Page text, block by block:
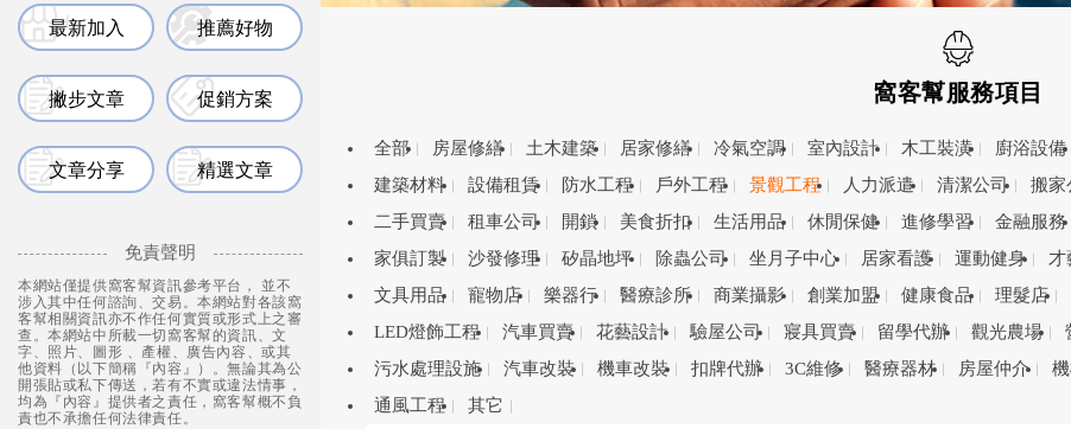
最新加入 推薦好物
撇步文章 促銷方案
文章分享 精選文章
免責聲明
本網站僅提供窩客幫資訊參考平台， 並不
涉入其中任何諮詢、交易。本網站對各該窩
客幫相關資訊亦不作任何實質或形式上之審
查。本網站中所載一切窩客幫的資訊、文
字、照片、圖形 、產權、廣告內容、或其
他資料（以下簡稱『內容』）。無論其為公
開張貼或私下傳送，若有不實或違法情事，
均為『內容』提供者之責任，窩客幫概不負
責也不承擔任何法律責任。
窩客幫服務項目
全部 房屋修繕 土木建築 居家修繕 冷氣空調 室內設計 木工裝潢 廚浴設備
建築材料
設備租賃 防水工程 戶外工程 景觀工程 人力派遣 清潔公司 搬家
二手買賣
租車公司 開鎖 美食折扣 生活用品 休閒保健 進修學習 金融服務
家俱訂製
沙發修理 矽晶地坪 除蟲公司 坐月子中心 居家看護 運動健身 才
文具用品
寵物店 樂器行 醫療診所 商業攝影 創業加盟 健康食品 理髮店
LED燈飾工程
汽車買賣 花藝設計 驗屋公司 寢具買賣 留學代辦 觀光農場
污水處理設施
汽車改裝 機車改裝 扣牌代辦 3C維修 醫療器材 房屋仲介
通風工程
其它